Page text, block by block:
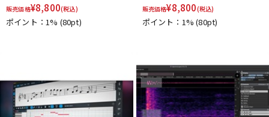
DJ機器 DTM
配信/ライブ機器 楽器アクセサリ
販売価格¥8,800(税込)
ポイント：1% (80pt)
販売価格¥8,800(税込)
ポイント：1%(80pt)